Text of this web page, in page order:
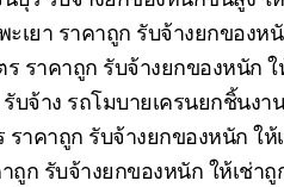
ะเยา ราคาถูก รับจ้างยกของห
ร ราคาถูก รับจ้างยกของหนัก ใ
บจ้าง รถโมบายเครนยกชิ้นงา
ราคาถูก รับจ้างยกของหนัก ให้
ถูก รับจ้างยกของหนัก ให้เช่าถู